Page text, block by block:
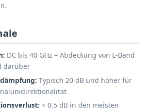
DC bis 40 GHz – Abdeckung von L-Band
darüber
Typisch 20 dB und höher für
< 0,5 dB in den meisten